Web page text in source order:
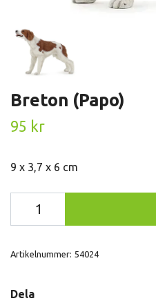
Breton (Papo)
95 kr
9 x 3,7 x 6 cm
Artikelnummer: 54024
Dela